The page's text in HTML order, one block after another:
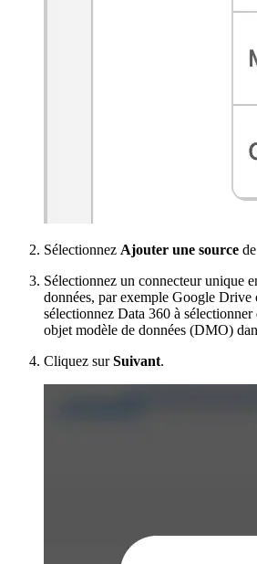
Sélectionnez Ajouter une source
Sélectionnez un connecteur unique
données, par exemple Google Drive
sélectionnez Data 360 à sélectionner
objet modèle de données (DMO)
Cliquez surSuivant.